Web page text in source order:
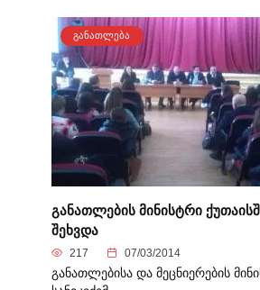
ᲒᲐᲜᲐᲗᲚᲔᲑᲐ
განათლების მინისტრი
შეხვდა
217 07/03/2014
განათლებისა და მეცნიერების